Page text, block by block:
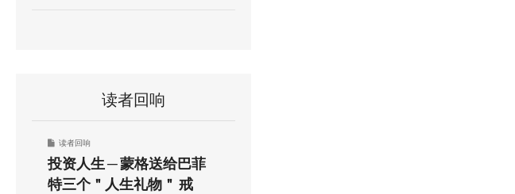
读者回响
读者回响
投资人生 ─ 蒙格送给巴菲
特三个＂人生礼物＂ 戒